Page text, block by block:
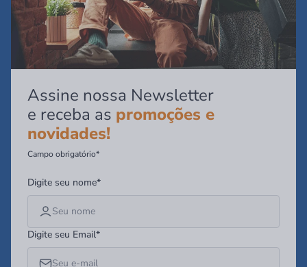
Assine nossa Newsletter
e receba as promoções e
novidades!
Campo obrigatório*
Digite seu nome*
Digite seu Email*